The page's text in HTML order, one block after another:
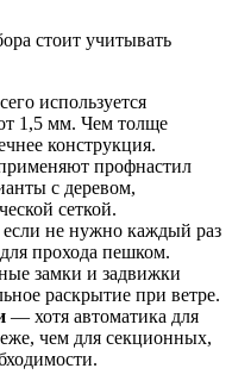
стоит учитывать
используется
1,5 мм. Чем толще
конструкция.
профнастил
с деревом,
сеткой.
не нужно каждый раз
прохода пешком.
замки и задвижки
раскрытие при ветре.
— хотя автоматика для
чем для секционных,